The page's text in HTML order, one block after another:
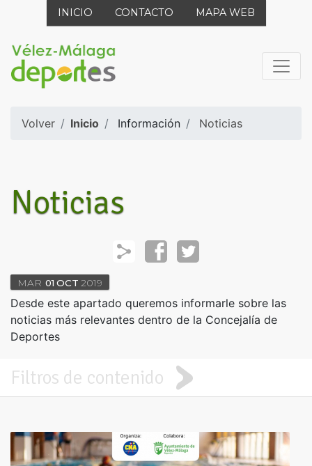
INICIO CONTACTO MAPA WEB
Volver Inicio Información Noticias
Noticias
MAR 01 OCT 2019
Desde este apartado queremos informarle sobre las
noticias más relevantes dentro de la Concejalía de
Deportes
Filtros de contenido